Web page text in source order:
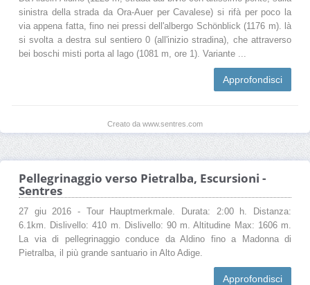
sinistra della strada da Ora-Auer per Cavalese) si rifà per poco la
via appena fatta, fino nei pressi dell'albergo Schönblick (1176 m). là
si svolta a destra sul sentiero 0 (all'inizio stradina), che attraverso
bei boschi misti porta al lago (1081 m, ore 1). Variante ...
Approfondisci
Creato da www.sentres.com
Pellegrinaggio verso Pietralba, Escursioni -
Sentres
27 giu 2016 - Tour Hauptmerkmale. Durata: 2:00 h. Distanza:
6.1km. Dislivello: 410 m. Dislivello: 90 m. Altitudine Max: 1606 m.
La via di pellegrinaggio conduce da Aldino fino a Madonna di
Pietralba, il più grande santuario in Alto Adige.
Approfondisci